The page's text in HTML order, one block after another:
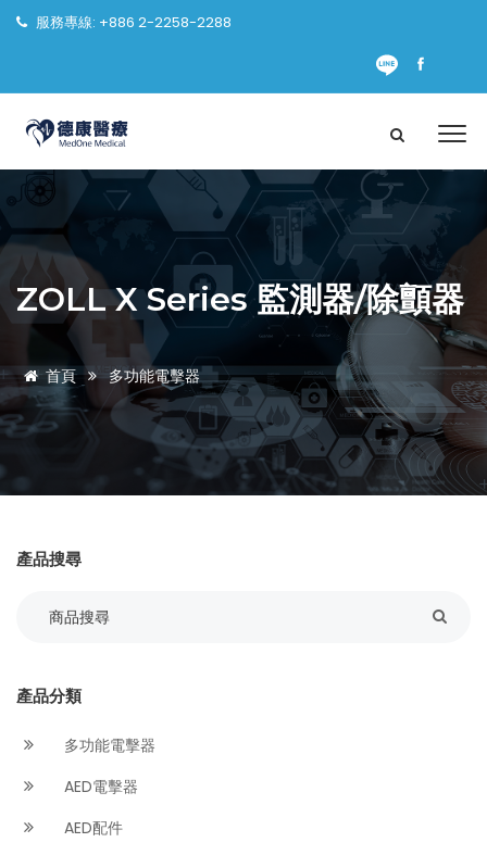
服務專線: +886 2-2258-2288
ZOLL X Series 監測器/除顫器
首頁 多功能電擊器
產品搜尋
產品分類
多功能電擊器
AED電擊器
AED配件